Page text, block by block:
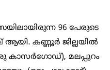
96 പേരുടെ
ആയി. കണ്ണൂര്‍ ജില്ലയില്‍
കാസര്‍ഗോഡ്), മലപ്പുറം